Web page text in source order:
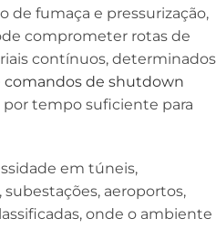
de fumaça e pressurização,
comprometer rotas de
contínuos, determinados
comandos de shutdown
tempo suficiente para
em túneis,
aeroportos,
onde o ambiente